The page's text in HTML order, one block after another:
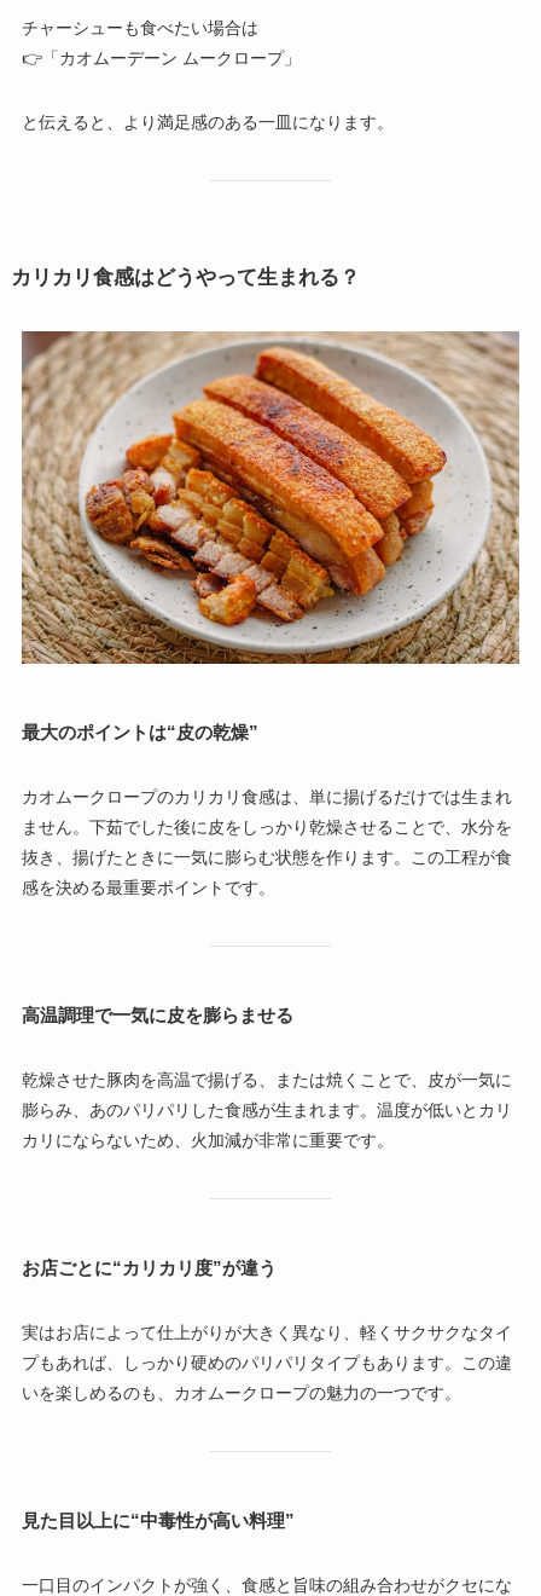
チャーシューも食べたい場合は
👉「カオムーデーン ムークロープ」
と伝えると、より満足感のある一皿になります。
カリカリ食感はどうやって生まれる？
最大のポイントは“皮の乾燥”
カオムークロープのカリカリ食感は、単に揚げるだけでは生まれ
ません。下茹でした後に皮をしっかり乾燥させることで、水分を
抜き、揚げたときに一気に膨らむ状態を作ります。この工程が食
感を決める最重要ポイントです。
高温調理で一気に皮を膨らませる
乾燥させた豚肉を高温で揚げる、または焼くことで、皮が一気に
膨らみ、あのパリパリした食感が生まれます。温度が低いとカリ
カリにならないため、火加減が非常に重要です。
お店ごとに“カリカリ度”が違う
実はお店によって仕上がりが大きく異なり、軽くサクサクなタイ
プもあれば、しっかり硬めのパリパリタイプもあります。この違
いを楽しめるのも、カオムークロープの魅力の一つです。
見た目以上に“中毒性が高い料理”
一口目のインパクトが強く、食感と旨味の組み合わせがクセにな